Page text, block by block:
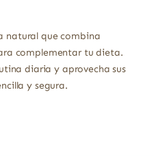
natural que combina
complementar tu dieta.
diaria y aprovecha sus
y segura.